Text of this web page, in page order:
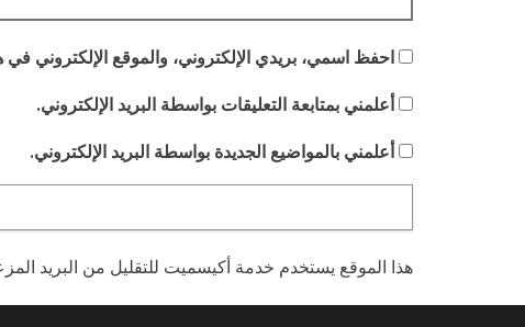
احفظ اسمي، بريدي الإلكتروني، والموقع الإلكتروني
أعلمني بمتابعة التعليقات بواسطة البريد الإلكتروني.
أعلمني بالمواضيع الجديدة بواسطة البريد الإلكتروني.
هذا الموقع يستخدم خدمة أكيسميت للتقليل من البريد